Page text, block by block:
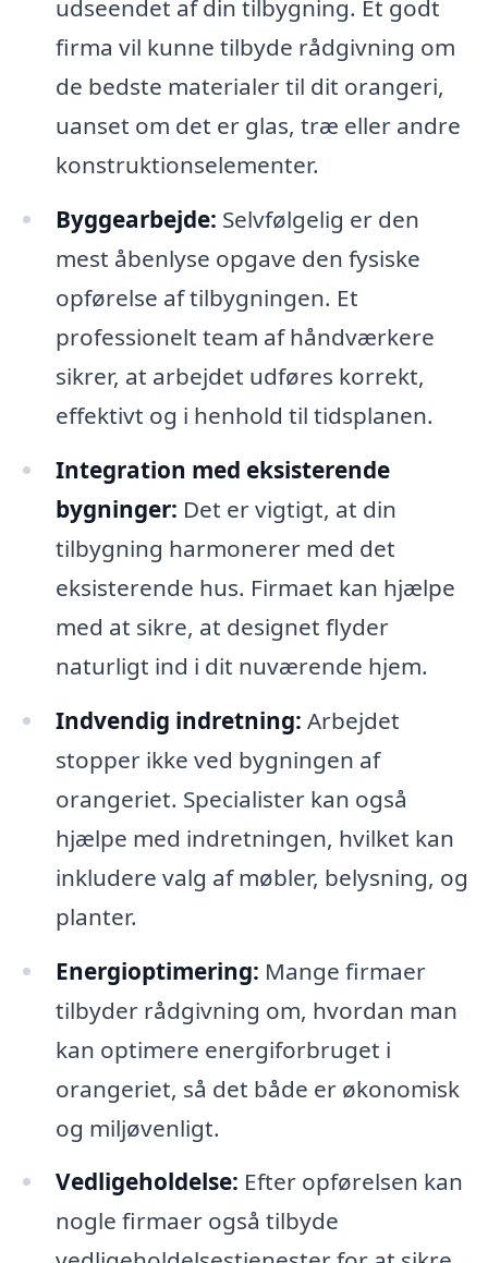
udseendet af din tilbygning. Et godt
firma vil kunne tilbyde rådgivning om
de bedste materialer til dit orangeri,
uanset om det er glas, træ eller andre
konstruktionselementer.
Byggearbejde: Selvfølgelig er den
mest åbenlyse opgave den fysiske
opførelse af tilbygningen. Et
professionelt team af håndværkere
sikrer, at arbejdet udføres korrekt,
effektivt og i henhold til tidsplanen.
Integration med eksisterende
bygninger: Det er vigtigt, at din
tilbygning harmonerer med det
eksisterende hus. Firmaet kan hjælpe
med at sikre, at designet flyder
naturligt ind i dit nuværende hjem.
Indvendig indretning: Arbejdet
stopper ikke ved bygningen af
orangeriet. Specialister kan også
hjælpe med indretningen, hvilket kan
inkludere valg af møbler, belysning, og
planter.
Energioptimering: Mange firmaer
tilbyder rådgivning om, hvordan man
kan optimere energiforbruget i
orangeriet, så det både er økonomisk
og miljøvenligt.
Vedligeholdelse: Efter opførelsen kan
nogle firmaer også tilbyde